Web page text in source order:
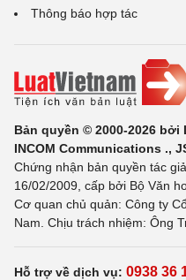
Thông báo hợp tác
Bản quyền © 2000-2026 bởi
INCOM Communications .,
Chứng nhận bản quyền tác
16/02/2009, cấp bởi Bộ Văn
Cơ quan chủ quản: Công ty
Nam. Chịu trách nhiệm: Ông
Hỗ trợ về dịch vụ: 0938 36